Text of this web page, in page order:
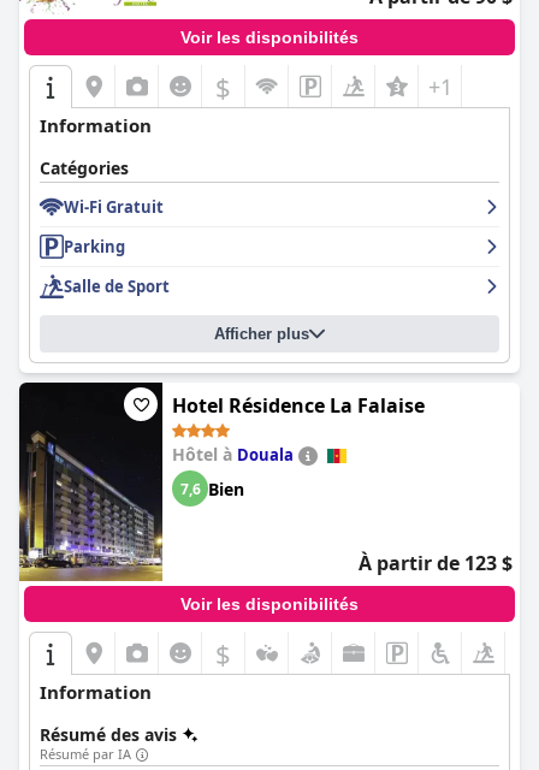
Voir les disponibilités
$ +1
Information
Catégories
Wi-Fi Gratuit
Parking
Salle de Sport
Afficher plus
Hotel Résidence La Falaise
Hôtel à Douala
7,6 Bien
À partir de 123 $
Voir les disponibilités
$
Information
Résumé des avis
Résumé par IA